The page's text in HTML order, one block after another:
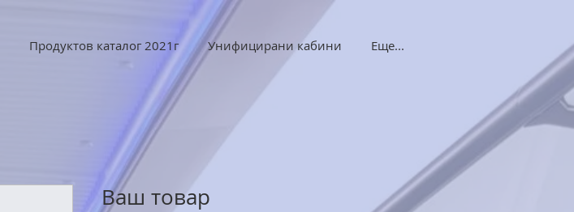
Продуктов каталог 2021г Унифицирани кабини Еще...
Ваш товар